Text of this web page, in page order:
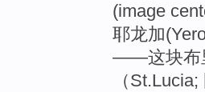
(image
耶龙加(
——这块布
（St.Lucia;